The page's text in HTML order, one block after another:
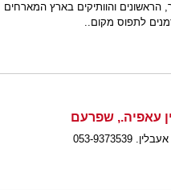
והוותיקים בארץ המארחים
לתפוס מקום..
עאפיה., שפרעם
9373539